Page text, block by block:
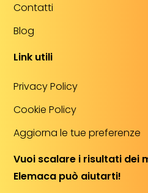
Contatti
Blog
Link utili
Privacy Policy
Cookie Policy
Aggiorna le tue preferenze
Vuoi scalare i risultati dei
Elemaca può aiutarti!